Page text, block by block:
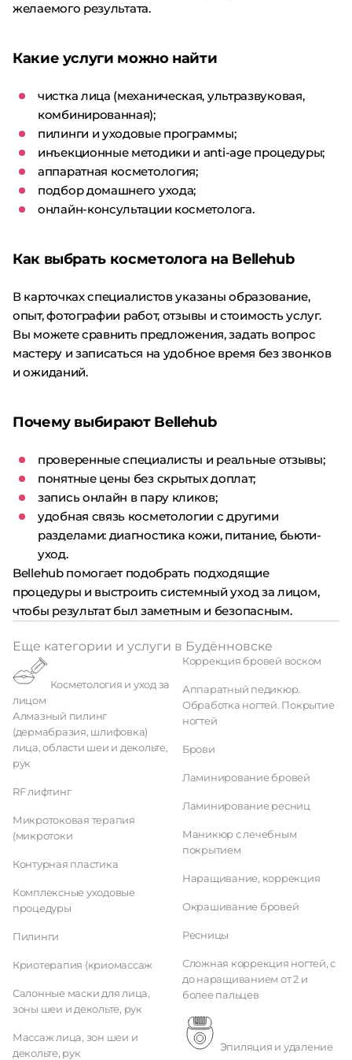
желаемого результата.
Какие услуги можно найти
чистка лица (механическая, ультразвуковая,
комбинированная);
пилинги и уходовые программы;
инъекционные методики и anti-age процедуры;
аппаратная косметология;
подбор домашнего ухода;
онлайн-консультации косметолога.
Как выбрать косметолога на Bellehub
В карточках специалистов указаны образование,
опыт, фотографии работ, отзывы и стоимость услуг.
Вы можете сравнить предложения, задать вопрос
мастеру и записаться на удобное время без звонков
и ожиданий.
Почему выбирают Bellehub
проверенные специалисты и реальные отзывы;
понятные цены без скрытых доплат;
запись онлайн в пару кликов;
удобная связь косметологии с другими
разделами: диагностика кожи, питание, бьюти-
уход.
Bellehub помогает подобрать подходящие
процедуры и выстроить системный уход за лицом,
чтобы результат был заметным и безопасным.
Еще категории и услуги в Будённовске
лицом
Алмазный пилинг
(дермабразия, шлифовка)
лица, области шеи и декольте,
рук
RF лифтинг
Микротоковая терапия
(микротоки
Контурная пластика
Комплексные уходовые
процедуры
Пилинги
Криотерапия (криомассаж
Салонные маски для лица,
зоны шеи и декольте, рук
Массаж лица, зон шеи и
декольте, рук
Коррекция бровей воском
Аппаратный педикюр.
Обработка ногтей. Покрытие
ногтей
Брови
Ламинирование бровей
Ламинирование ресниц
Маникюр с лечебным
покрытием
Наращивание, коррекция
Окрашивание бровей
Ресницы
Сложная коррекция ногтей, с
до наращиванием от 2 и
более пальцев